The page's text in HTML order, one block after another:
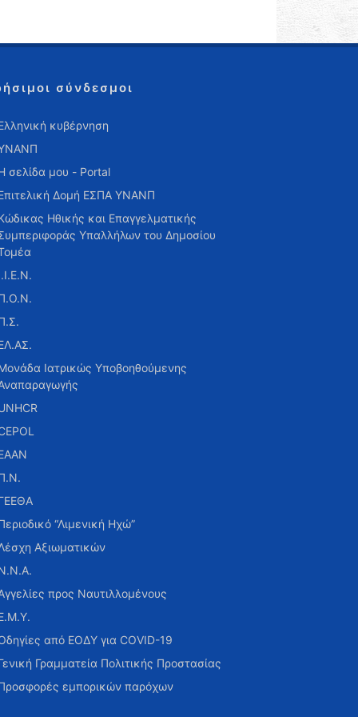
σύνδεσμοι
κυβέρνηση
σελίδα μου - Portal
Δομή ΕΣΠΑ ΥΝΑΝΠ
Ηθικής και Επαγγελματικής
Υπαλλήλων του Δημοσίου
Ιατρικώς Υποβοηθούμενης
“Λιμενική Ηχώ”
Αξιωματικών
προς Ναυτιλλομένους
από ΕΟΔΥ για COVID-19
Γραμματεία Πολιτικής Προστασίας
εμπορικών παρόχων